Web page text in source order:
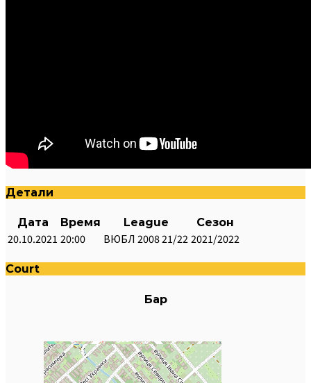
Детали
Дата Время League Сезон
20.10.2021 20:00 ВЮБЛ 2008 21/22 2021/2022
Court
Бар